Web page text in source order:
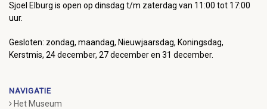
Sjoel Elburg is open op dinsdag t/m zaterdag van 11:00 tot 17:00
uur.
Gesloten: zondag, maandag, Nieuwjaarsdag, Koningsdag,
Kerstmis, 24 december, 27 december en 31 december.
NAVIGATIE
Het Museum